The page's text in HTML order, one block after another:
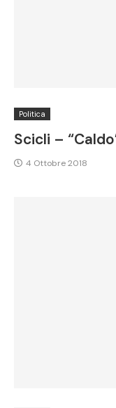
Politica
Scicli –
4 Ottobre 2018